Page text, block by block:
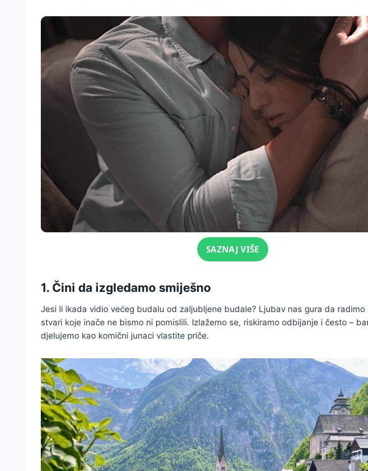
SAZNAJ VIŠE
1. Čini da izgledamo smiješno
Jesi li ikada vidio većeg budalu od zaljubljene budale? Ljubav nas gura da radimo
stvari koje inače ne bismo ni pomislili. Izlažemo se, riskiramo odbijanje i često –
djelujemo kao komični junaci vlastite priče.